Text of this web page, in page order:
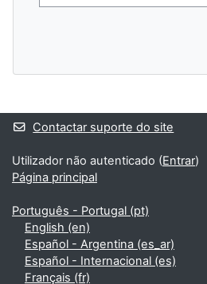
Blocos adicionais
Contactar suporte do site
Utilizador não autenticado (Entrar)
Página principal
Português - Portugal ‎(pt)‎
English ‎(en)‎
Español - Argentina ‎(es_ar)‎
Español - Internacional ‎(es)‎
Français ‎(fr)‎